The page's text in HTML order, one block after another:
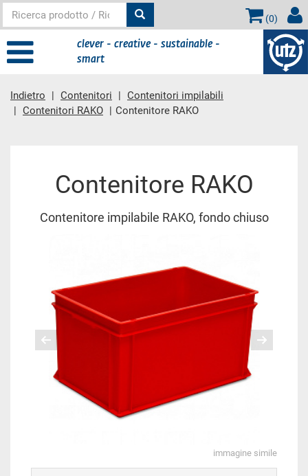
(0)
clever - creative - sustainable -
smart
Indietro Contenitori
Contenitori impilabili
Contenitori RAKO
Contenitore RAKO
Contenitore RAKO
Contenitore impilabile RAKO, fondo chiuso
immagine simile